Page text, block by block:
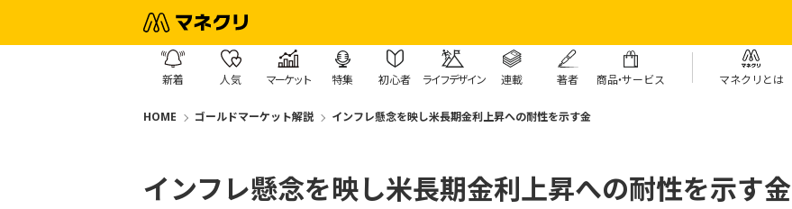
新着 人気 マーケット 特集 初心者 ライフデザイン 連載 著者 商品・サービス マネクリとは
HOME ゴールドマーケット解説 インフレ懸念を映し米長期金利上昇への耐性を示す金
インフレ懸念を映し米長期金利上昇への耐性を示す金